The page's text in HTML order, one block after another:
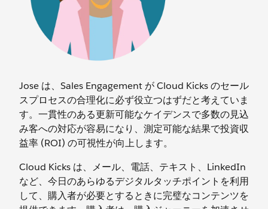
Jose は、Sales Engagement が Cloud Kicks のセール
スプロセスの合理化に必ず役立つはずだと考えていま
す。一貫性のある更新可能なケイデンスで多数の見込
み客への対応が容易になり、測定可能な結果で投資収
益率 (ROI) の可視性が向上します。
Cloud Kicks は、メール、電話、テキスト、LinkedIn
など、今日のあらゆるデジタルタッチポイントを利用
して、購入者が必要とするときに完璧なコンテンツを